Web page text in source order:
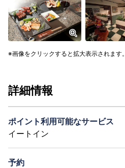
画像をクリックすると拡大表示されます。
詳細情報
ポイント利用可能なサービス
イートイン
予約